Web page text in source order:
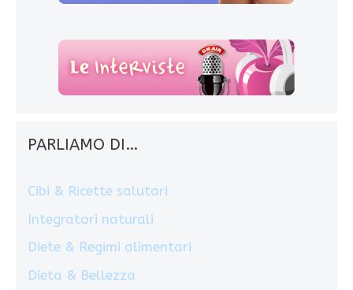
PARLIAMO DI…
Cibi & Ricette salutari
Integratori naturali
Diete & Regimi alimentari
Dieta & Bellezza